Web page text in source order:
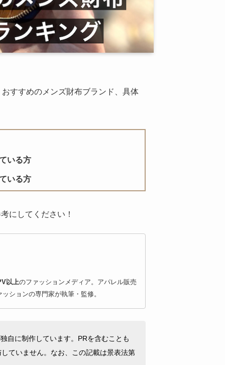
すすめのメンズ財布ブランド、具体
いる方
いる方
にしてください！
以上のファッションメディア。アパレル販売
ションの専門家が執筆・監修。
自に制作しています。PRを含むことも
ていません。なお、この記載は景表法第